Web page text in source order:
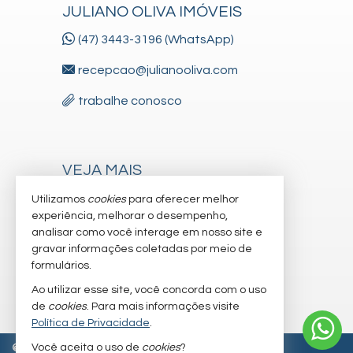
JULIANO OLIVA IMÓVEIS
(47) 3443-3196 (WhatsApp)
recepcao@julianooliva.com
trabalhe conosco
VEJA MAIS
receba nosso newsletter
cadastre seu imóvel
imóveis favoritos
mapa de imóveis
© 2026 CRECI/SC 6.830-J Política de Privacidade
Utilizamos cookiespara oferecer melhor
experiência, melhorar o desempenho,
analisar como você interage em nosso site e
gravar informações coletadas por meio de
formulários.
Ao utilizar esse site, você concorda com o uso
de cookies. Para mais informações visite
Política de Privacidade.
Você aceita o uso de cookies?